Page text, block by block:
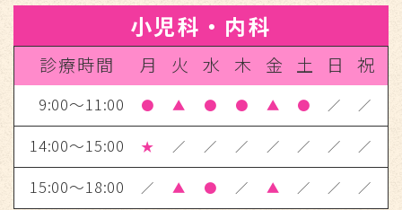
小児科・内科
診療時間 月 火 水 木 金 土 日 祝
9:00～11:00 ● ▲ ● ● ▲ ● ／ ／
14:00～15:00 ★ ／ ／ ／ ／ ／ ／ ／
15:00～18:00 ／ ▲ ● ／ ▲ ／ ／ ／